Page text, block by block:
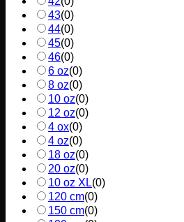
43(0)
44(0)
45(0)
46(0)
6 oz(0)
8 oz(0)
10 oz(0)
12 oz(0)
4 ox(0)
4 oz(0)
18 oz(0)
20 oz(0)
10 oz XL(0)
120 cm(0)
150 cm(0)